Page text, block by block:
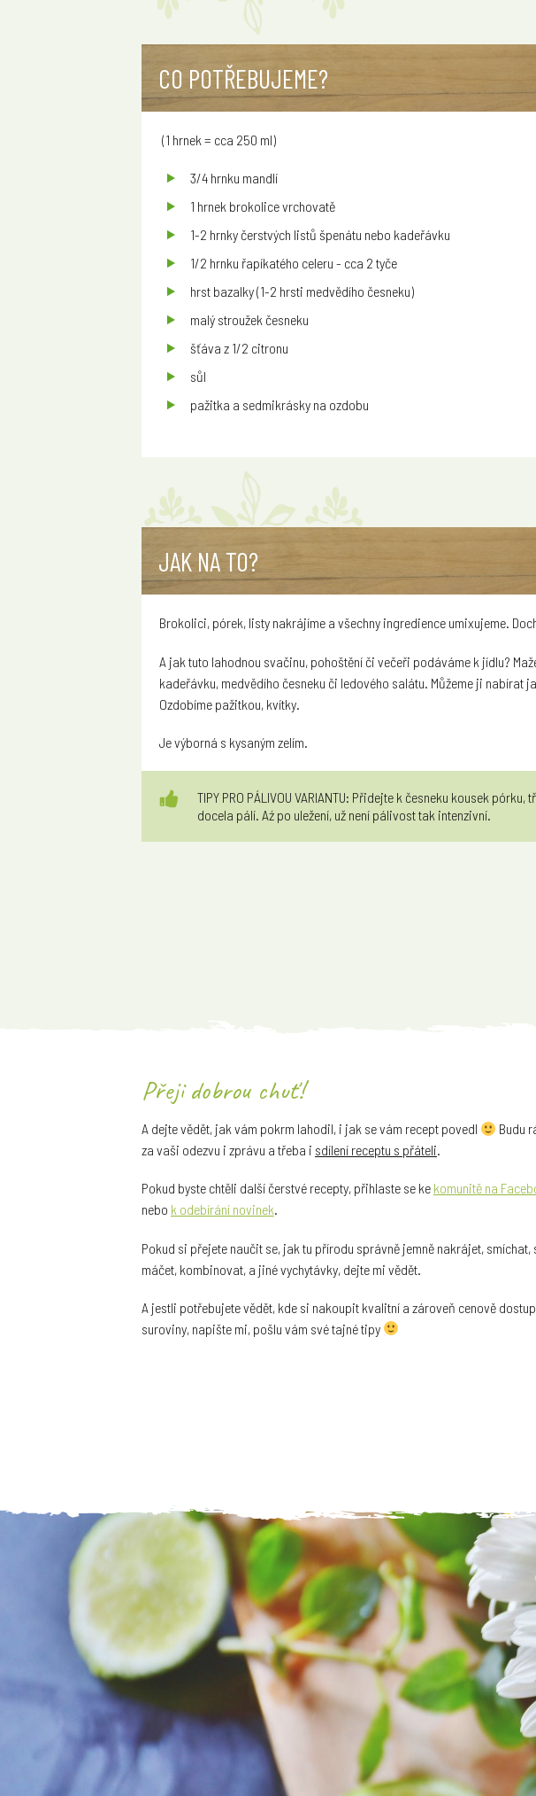
CO POTŘEBUJEME?
(1 hrnek = cca 250 ml)
3/4 hrnku mandlí
1 hrnek brokolice vrchovatě
1-2 hrnky čerstvých listů špenátu nebo kadeřávku
1/2 hrnku řapíkatého celeru - cca 2 tyče
hrst bazalky (1-2 hrsti medvědího česneku)
malý stroužek česneku
šťáva z 1/2 citronu
sůl
pažitka a sedmikrásky na ozdobu
JAK NA TO?
Brokolici, pórek, listy nakrájíme a všechny ingredience umixujeme.
A jak tuto lahodnou svačinu, pohoštění či večeři podáváme k jídlu?
kadeřávku, medvědího česneku či ledového salátu. Můžeme ji nabírat
Ozdobíme pažitkou, kvítky.
Je výborná s kysaným zelím.
TIPY PRO PÁLIVOU VARIANTU: Přidejte k česneku kousek
docela pálí. Aź po uležení, už není pálivost tak intenzivní.
Přeji dobrou chuť!
A dejte vědět, jak vám pokrm lahodil, i jak se vám recept povedl
Budu
za vaši odezvu i zprávu a třeba i sdílení receptu s přáteli.
Pokud byste chtěli další čerstvé recepty, přihlaste se ke komunitě na
nebo k odebírání novinek.
Pokud si přejete naučit se, jak tu přírodu správně jemně nakrájet, smíchat,
máčet, kombinovat, a jiné vychytávky, dejte mi vědět.
A jestli potřebujete vědět, kde si nakoupit kvalitní a zároveň cenově
suroviny, napište mi, pošlu vám své tajné tipy